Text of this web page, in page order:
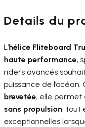
Details du
L’hélice Fliteboard
haute performance,
riders avancés
puissance de l’océan.
brevetée, elle permet
sans propulsion, tout
exceptionnelles